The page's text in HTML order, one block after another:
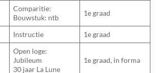
Comparitie:
Bouwstuk: ntb
1e graad
Instructie 1e graad
Open loge:
Jubileum
30 jaar La Lune
1e graad, in forma